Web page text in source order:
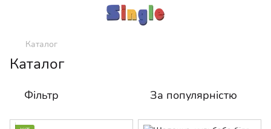
Каталог
Каталог
Фільтр За популярністю